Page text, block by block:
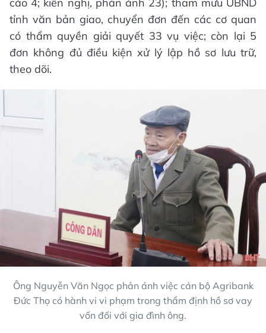
cáo 4; kiến nghị, phản ánh 23); tham mưu UBND
tỉnh văn bản giao, chuyển đơn đến các cơ quan
có thẩm quyền giải quyết 33 vụ việc; còn lại 5
đơn không đủ điều kiện xử lý lập hồ sơ lưu trữ,
theo dõi.
Ông Nguyễn Văn Ngọc phản ánh việc cán bộ Agribank
Đức Thọ có hành vi vi phạm trong thẩm định hồ sơ vay
vốn đối với gia đình ông.